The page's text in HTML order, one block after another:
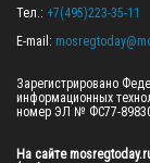
Тел.: +7(495)223-35-11
E-mail:
Зарегистрировано
информационных
номер ЭЛ № ФС77-
На сайте